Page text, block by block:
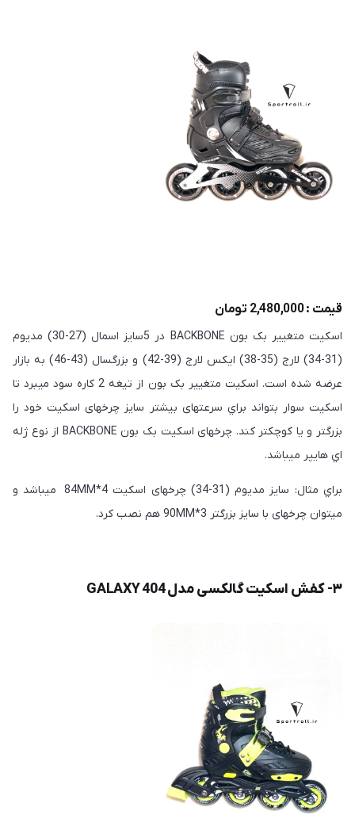
قیمت : 2,480,000 تومان
اسكيت متغيير بک بون BACKBONE در 5سايز اسمال (27-30) مديوم
(31-34) لارج (35-38) ايكس لارج (39-42) و بزرگسال (43-46) به بازار
عرضه شده است. اسكيت متغيير بک بون از تيغه 2 كاره سود ميبرد تا
اسكيت سوار بتواند براي سرعتهای بيشتر سايز چرخهای اسكيت خود را
بزرگتر و يا كوچكتر كند. چرخهای اسكيت بک بون BACKBONE از نوع ژله
اي هايپر ميباشد.
براي مثال: سايز مديوم (31-34) چرخهای اسكيت 4*84MM ميباشد و
ميتوان چرخهای با سايز بزرگتر 3*90MM هم نصب كرد.
۳- کفش اسكيت گالكسی مدل 404 GALAXY